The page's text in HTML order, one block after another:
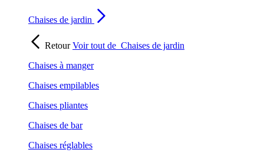
Chaises de jardin
RetourVoir tout de Chaises de jardin
Chaises à manger
Chaises empilables
Chaises pliantes
Chaises de bar
Chaises réglables